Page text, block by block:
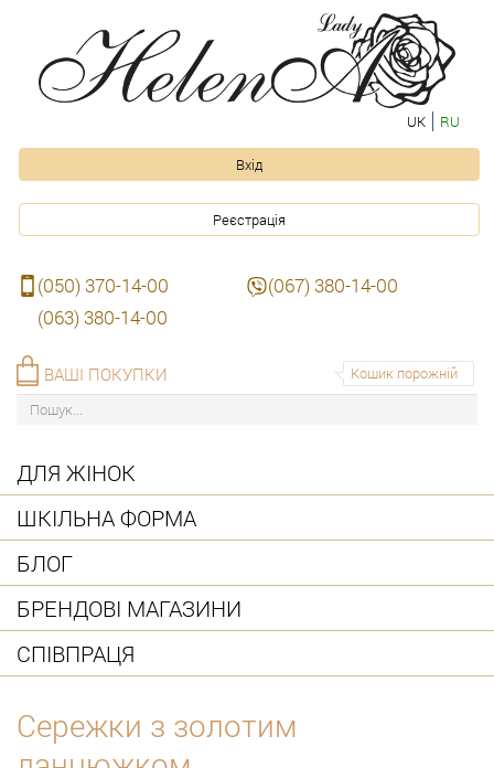
UK RU
Вхід
Реєстрація
(050) 370-14-00
(067) 380-14-00
(063) 380-14-00
Кошик порожній
ВАШІ ПОКУПКИ
ДЛЯ ЖІНОК
ШКІЛЬНА ФОРМА
БЛОГ
БРЕНДОВІ МАГАЗИНИ
СПІВПРАЦЯ
Сережки з золотим